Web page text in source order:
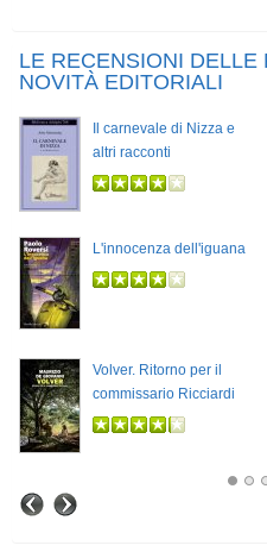
LE RECENSIONI DELLE
NOVITÀ EDITORIALI
Il carnevale di Nizza e
altri racconti
L'innocenza dell'iguana
Volver. Ritorno per il
commissario Ricciardi